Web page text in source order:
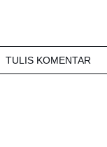
TULIS KOMENTAR